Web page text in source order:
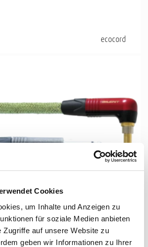
Cookies
um Inhalte und Anzeigen zu
für soziale Medien anbieten
Zugriffe auf unsere Website zu
geben wir Informationen zu Ihrer
ecocord
SILENT